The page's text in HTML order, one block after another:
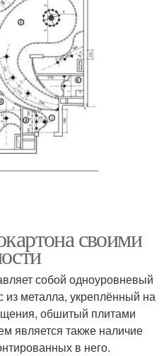
своими
собой одноуровневый
из металла, укреплённый на
обшитый плитами
является также наличие
в него.